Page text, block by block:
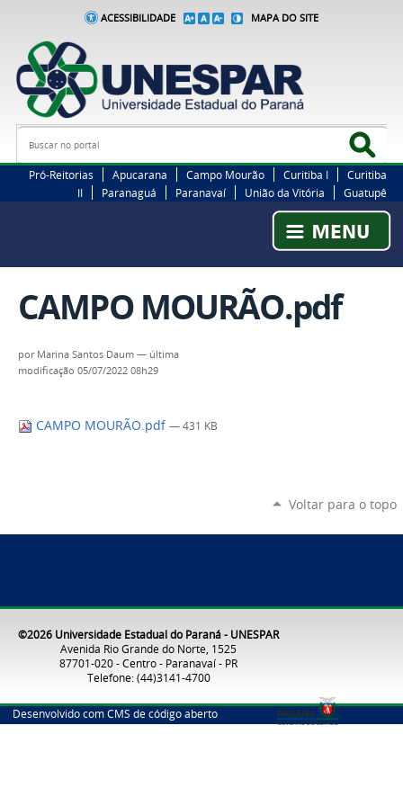
ACESSIBILIDADE MAPA DO SITE
Busca
Pró-Reitorias Apucarana Campo Mourão Curitiba I
Curitiba
II
Paranaguá Paranavaí União da Vitória Guatupê
CAMPO MOURÃO.pdf
por Marina Santos Daum — última
modificação 05/07/2022 08h29
CAMPO MOURÃO.pdf — 431 KB
Voltar para o topo
©2026 Universidade Estadual do Paraná - UNESPAR
Avenida Rio Grande do Norte, 1525
87701-020 - Centro - Paranavaí - PR
Telefone: (44)3141-4700
Desenvolvido com CMS de código aberto